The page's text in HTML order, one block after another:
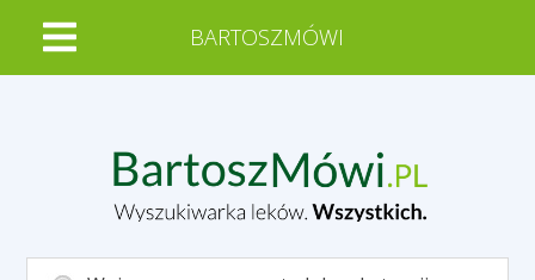
BARTOSZMÓWI